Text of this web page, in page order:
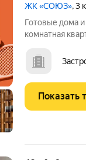
ЖК «СОЮЗ», 3
Готовые дома
комнатная
рекордным
арена для
Показать